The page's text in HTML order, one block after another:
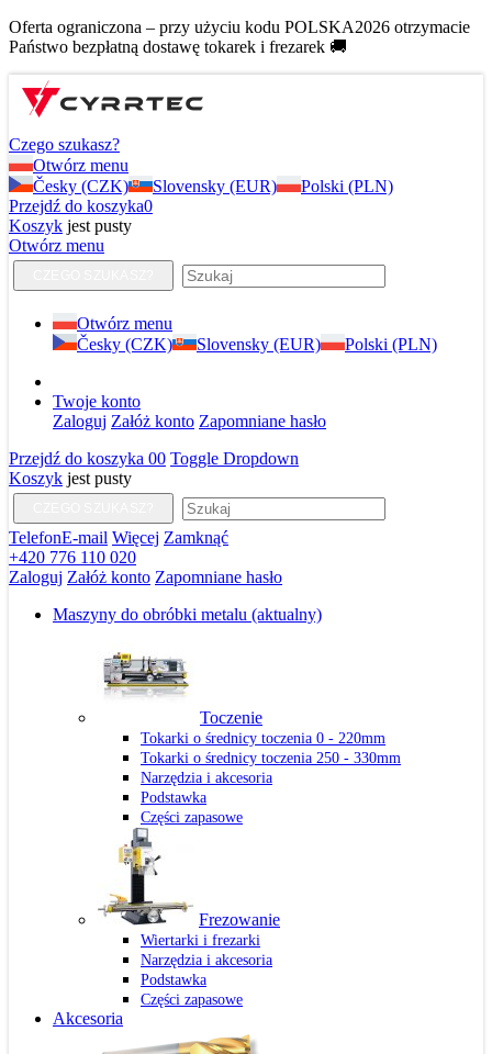
Oferta ograniczona – przy użyciu kodu POLSKA2026 otrzymacie
Państwo bezpłatną dostawę tokarek i frezarek 🚚
Czego szukasz?
Otwórz menu
Česky (CZK)
Slovensky (EUR)
Polski (PLN)
Przejdź do koszyka0
Koszyk jest pusty
Otwórz menu
Otwórz menu
Česky (CZK)
Slovensky (EUR) Polski (PLN)
Twoje konto
Zaloguj Załóż konto Zapomniane hasło
Przejdź do koszyka 00 Toggle Dropdown
Koszyk jest pusty
TelefonE-mail Więcej Zamknąć
+420 776 110 020
Zaloguj Załóż konto Zapomniane hasło
Maszyny do obróbki metalu (aktualny)
Toczenie
Tokarki o średnicy toczenia 0 - 220mm
Tokarki o średnicy toczenia 250 - 330mm
Narzędzia i akcesoria
Podstawka
Części zapasowe
Frezowanie
Wiertarki i frezarki
Narzędzia i akcesoria
Podstawka
Części zapasowe
Akcesoria